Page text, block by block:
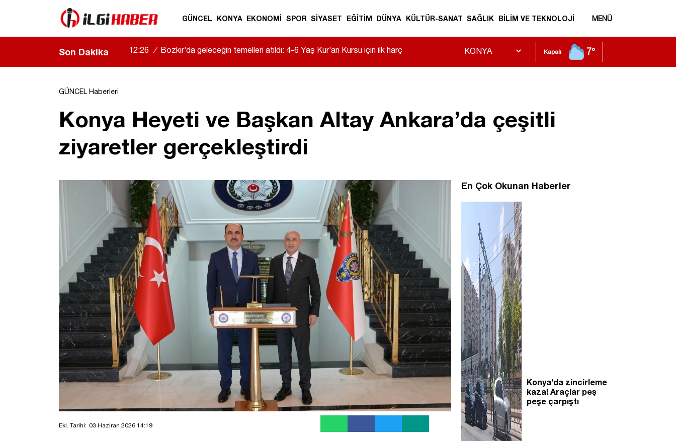
GÜNCEL KONYA EKONOMİ SPOR SİYASET EĞİTİM DÜNYA KÜLTÜR-SANAT SAĞLIK BİLİM VE TEKNOLOJİ MENÜ
Son Dakika 11:36 / Konya’da şantiye alanı karıştı! Bıçaklı ve taşlı kavgada 4 kişi
yaralandı |
Kapalı 7°
GÜNCEL Haberleri
Konya Heyeti ve Başkan Altay Ankara’da çeşitli
ziyaretler gerçekleştirdi
Ekl. Tarihi: 03 Haziran 2026 14:19
En Çok Okunan Haberler
Konya’da zincirleme
kaza! Araçlar peş
peşe çarpıştı